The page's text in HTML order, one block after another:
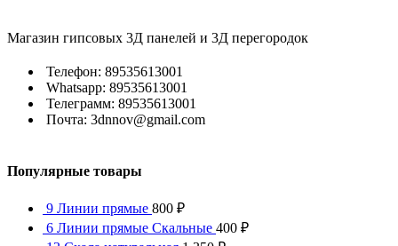
Магазин гипсовых 3Д панелей и 3Д перегородок
Телефон: 89535613001
Whatsapp: 89535613001
Телеграмм: 89535613001
Почта: 3dnnov@gmail.com
Популярные товары
9 Линии прямые 800 ₽
6 Линии прямые Скальные 400 ₽